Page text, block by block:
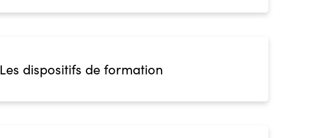
Les dispositifs de formation